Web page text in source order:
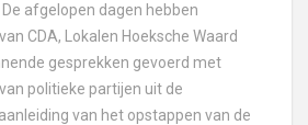
De afgelopen dagen hebben
CDA, Lokalen Hoeksche Waard
gesprekken gevoerd met
politieke partijen uit de
van het opstappen van de